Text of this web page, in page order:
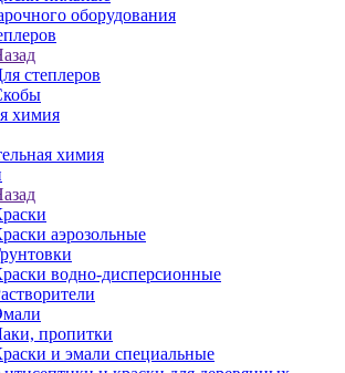
оборудования
степлеров
химия
химия
аэрозольные
водно-дисперсионные
пропитки
и эмали специальные